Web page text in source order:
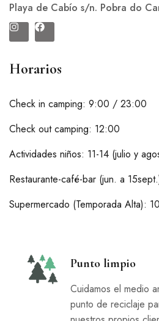
Playa de Cabío s/n. Pobra do
Horarios
Check in camping: 9:00 / 23:00
Check out camping: 12:00
Actividades niños: 11-14 (julio y
Restaurante-café-bar (jun. a
Supermercado (Temporada Alta):
Punto limpio
Cuidamos el medio
punto de reciclaje